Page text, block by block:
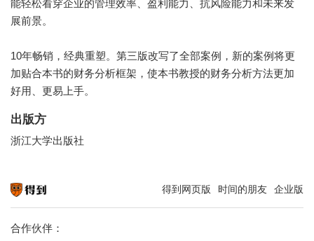
能轻松看穿企业的管理效率、盈利能力、抗风险能力和未来发
展前景。
10年畅销，经典重塑。第三版改写了全部案例，新的案例将更
加贴合本书的财务分析框架，使本书教授的财务分析方法更加
好用、更易上手。
出版方
浙江大学出版社
得到网页版 时间的朋友 企业版
合作伙伴：